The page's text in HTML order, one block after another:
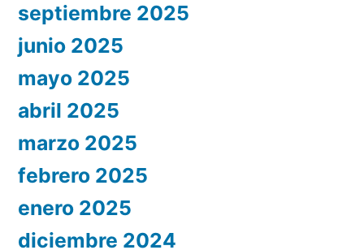
septiembre 2025
junio 2025
mayo 2025
abril 2025
marzo 2025
febrero 2025
enero 2025
diciembre 2024